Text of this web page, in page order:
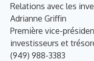
Relations avec les
Adrianne Griffin
Première vice-
investisseurs et
(949) 988-3383